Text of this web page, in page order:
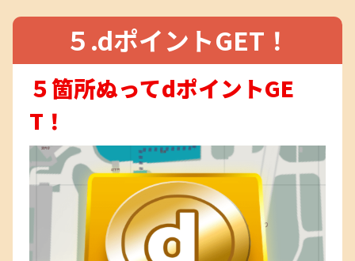
５.dポイントGET！
５箇所ぬってdポイントGE
T！